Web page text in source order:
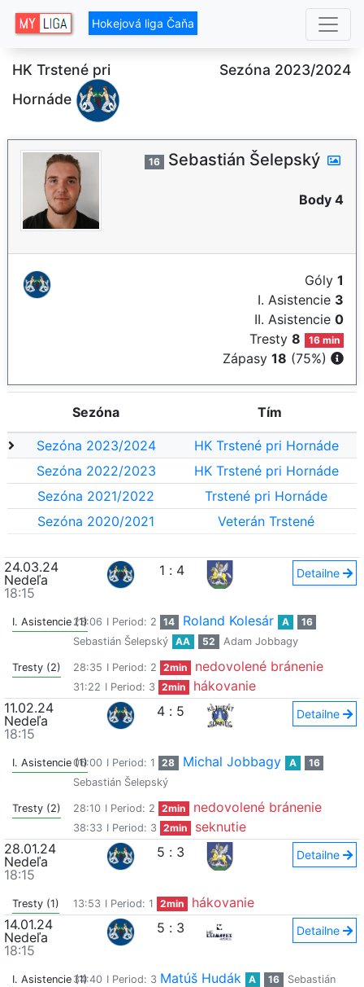
Hokejová liga Čaňa
HK Trstené pri
Hornáde
Sezóna 2023/2024
16 Sebastián Šelepský
Body 4
Góly 1
I. Asistencie 3
II. Asistencie 0
Tresty8 16 min
Zápasy 18 (75%)
Sezóna Tím
Sezóna 2023/2024
HK Trstené pri Hornáde
Sezóna 2022/2023
HK Trstené pri Hornáde
Sezóna 2021/2022
Trstené pri Hornáde
Sezóna 2020/2021
Veterán Trstené
24.03.24
Nedeľa
18:15
1 : 4 Detailne
I. Asistencie (1)23:06 I Period: 2 14 Roland Kolesár A
16
Sebastián Šelepský
AA 52 Adam Jobbagy
Tresty (2) 28:35 I Period: 2 2min nedovolené bránenie
31:22 I Period: 3 2min
hákovanie
11.02.24
Nedeľa
18:15
4 : 5 Detailne
I. Asistencie (1)06:00 I Period: 1 28 Michal Jobbagy A
16
Sebastián Šelepský
Tresty (2) 28:10 I Period: 2 2min nedovolené bránenie
38:33 I Period: 3 2min
seknutie
28.01.24
Nedeľa
18:15
5 : 3 Detailne
Tresty (1) 13:53 I Period: 1 2min
hákovanie
14.01.24
Nedeľa
18:15
5 : 3 Detailne
I. Asistencie (1)34:40 I Period: 3 Matúš Hudák A 16
Sebastián